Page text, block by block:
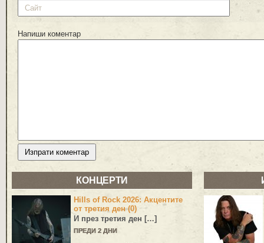
Напиши коментар
КОНЦЕРТИ
Hills of Rock 2026: Акцентите
от третия ден (0)
И през третия ден […]
ПРЕДИ 2 ДНИ